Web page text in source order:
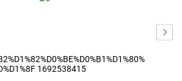
1692538415